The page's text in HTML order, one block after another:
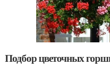
Подбор цветочных